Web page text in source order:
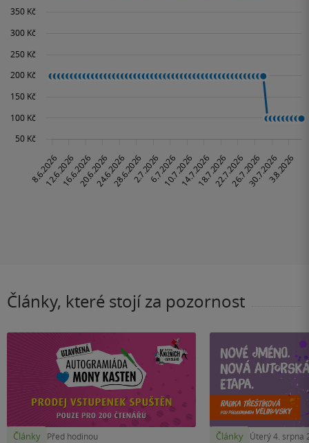
Články, které stojí za pozornost
Články Před hodinou Články Úterý 4. srpna